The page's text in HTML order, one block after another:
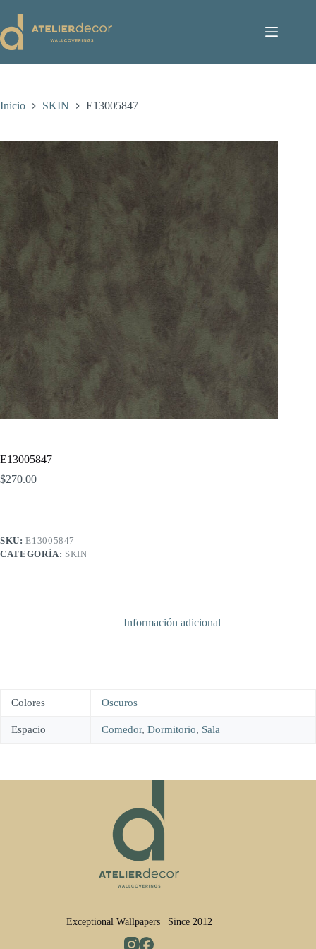
contenido
Inicio SKIN E13005847
E13005847
$270.00
SKU:E13005847
CATEGORÍA: SKIN
Información adicional
Colores Oscuros
Espacio Comedor, Dormitorio, Sala
Exceptional Wallpapers | Since 2012